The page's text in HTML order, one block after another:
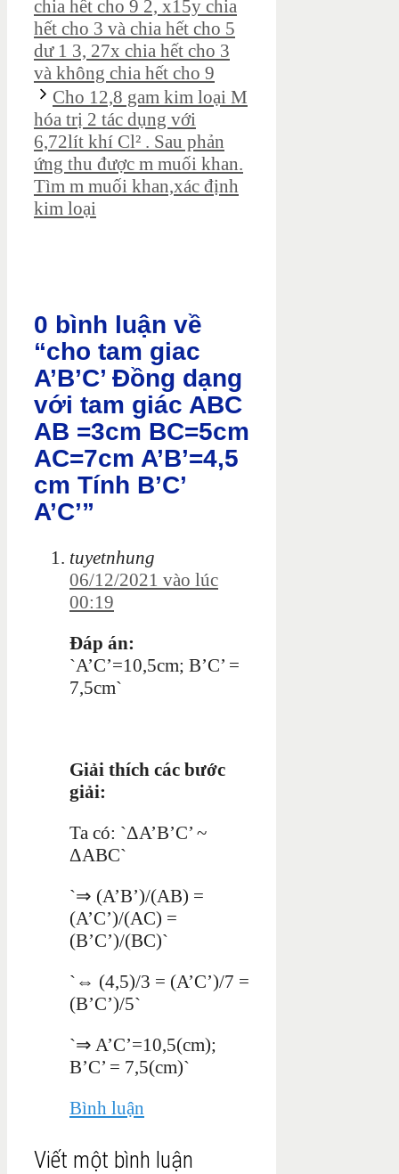
chia hết cho 9 2, x15y chia
hết cho 3 và chia hết cho 5
dư 1 3, 27x chia hết cho 3
và không chia hết cho 9
Cho 12,8 gam kim loại M
hóa trị 2 tác dụng với
6,72lít khí Cl² . Sau phản
ứng thu được m muối khan.
Tìm m muối khan,xác định
kim loại
0 bình luận về
“cho tam giac
A’B’C’ Đồng dạng
với tam giác ABC
AB =3cm BC=5cm
AC=7cm A’B’=4,5
cm Tính B’C’
A’C’”
tuyetnhung
06/12/2021 vào lúc
00:19
Đáp án:
`A’C’=10,5cm; B’C’ =
7,5cm`
Giải thích các bước
giải:
Ta có: `ΔA’B’C’ ~
ΔABC`
`⇒ (A’B’)/(AB) =
(A’C’)/(AC) =
(B’C’)/(BC)`
`⇔ (4,5)/3 = (A’C’)/7 =
(B’C’)/5`
`⇒ A’C’=10,5(cm);
B’C’ = 7,5(cm)`
Bình luận
Viết một bình luận